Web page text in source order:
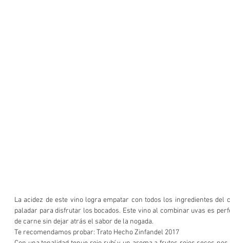
La acidez de este vino logra empatar con todos los ingredientes del
paladar para disfrutar los bocados. Este vino al combinar uvas es
de carne sin dejar atrás el sabor de la nogada.
Te recomendamos probar: Trato Hecho Zinfandel 2017